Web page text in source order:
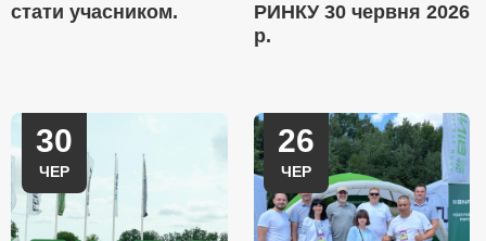
стати учасником.
РИНКУ 30 червня 2026
р.
30
ЧЕР
26
ЧЕР